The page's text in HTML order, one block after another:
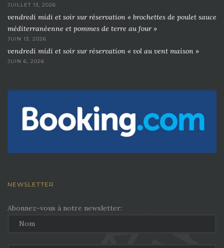
JUILLET 13, 2026
vendredi midi et soir sur réservation « brochettes de poulet sauce
méditerranéenne et pommes de terre au four »
JUIN 13, 2026
vendredi midi et soir sur réservation « vol au vent maison »
JUIN 6, 2026
NEWSLETTER
Abonnez-vous à notre newsletter: